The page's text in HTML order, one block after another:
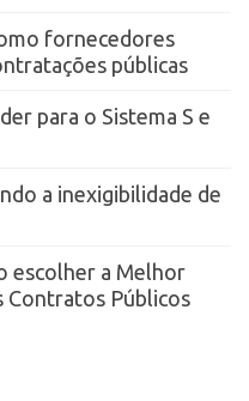
fornecedores
públicas
para o Sistema S e
a inexigibilidade de
escolher a Melhor
Contratos Públicos